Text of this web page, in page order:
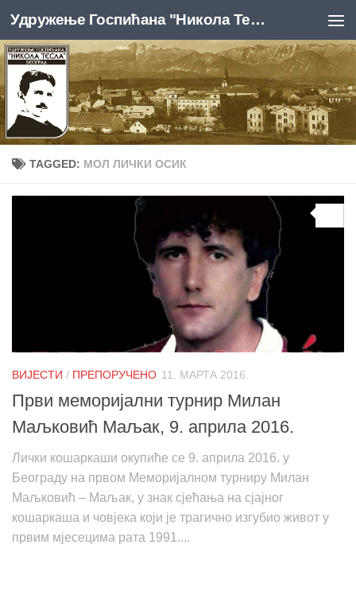
Skip to content Удружење Госпићана "Никола Тесла", Београд
TAGGED: МОЛ ЛИЧКИ ОСИК
ВИЈЕСТИ / ПРЕПОРУЧЕНО 11. МАРТА 2016.
Први меморијални турнир Милан
Маљковић Маљак, 9. априла 2016.
Лички кошаркаши окупиће се 9. априла 2016. у
Београду на првом Меморијалном турниру Милан
Маљковић – Маљак, у знак сјећања на сјајног
кошаркаша и човјека који је трагично изгубио живот у
првим мјесецима рата 1991....